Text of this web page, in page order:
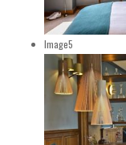
Image5